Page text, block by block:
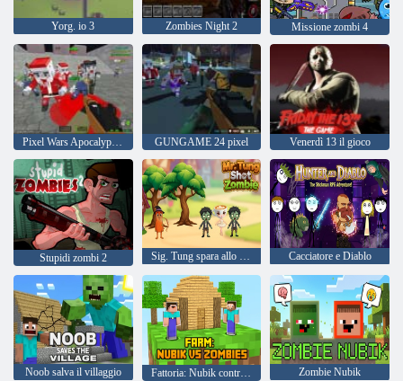
Yorg. io 3 Zombies Night 2 Missione zombi 4
Pixel Wars Apocalypse Zombie GUNGAME 24 pixel Venerdì 13 il gioco
Stupidi zombi 2 Sig. Tung spara allo zombi Cacciatore e Diablo
Noob salva il villaggio Fattoria: Nubik contro gli zombi Zombie Nubik